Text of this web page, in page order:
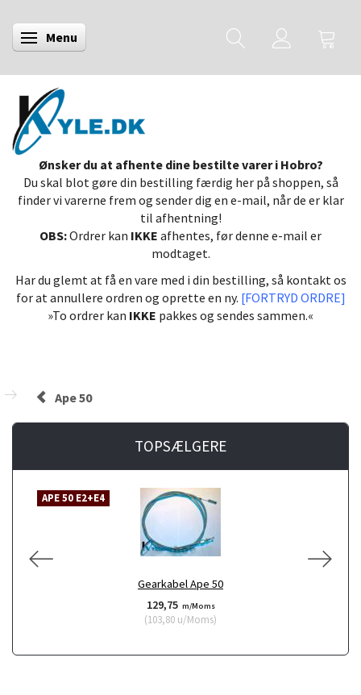
Skifte navigation
Menu
Ønsker du at afhente dine bestilte varer i Hobro?
Du skal blot gøre din bestilling færdig her på shoppen, så
finder vi varerne frem og sender dig en e-mail, når de er klar
til afhentning!
OBS:Ordrer kan IKKE afhentes, før denne e-mail er
modtaget.
Har du glemt at få en vare med i din bestilling, så kontakt os
for at annullere ordren og oprette en ny. [FORTRYD ORDRE]
»To ordrer kan IKKE pakkes og sendes sammen.«
Ape 50
TOPSÆLGERE
APE 50 E2+E4
Gearkabel Ape 50
129,75 m/Moms
(103,80 u/Moms)